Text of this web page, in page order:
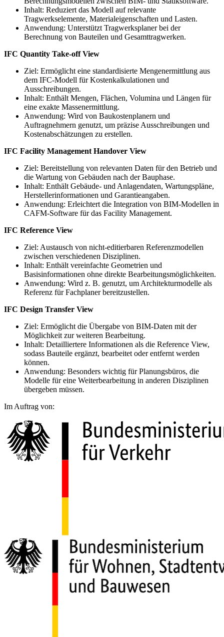
Inhalt: Reduziert das Modell auf relevante
Tragwerkselemente, Materialeigenschaften und Lasten.
Anwendung: Unterstützt Tragwerksplaner bei der
Berechnung von Bauteilen und Gesamttragwerken.
IFC Quantity Take-off View
Ziel: Ermöglicht eine standardisierte Mengenermittlung aus
dem IFC-Modell für Kostenkalkulationen und
Ausschreibungen.
Inhalt: Enthält Mengen, Flächen, Volumina und Längen für
eine exakte Massenermittlung.
Anwendung: Wird von Baukostenplanern und
Auftragnehmern genutzt, um präzise Ausschreibungen und
Kostenabschätzungen zu erstellen.
IFC Facility Management Handover View
Ziel: Bereitstellung von relevanten Daten für den Betrieb und
die Wartung von Gebäuden nach der Bauphase.
Inhalt: Enthält Gebäude- und Anlagendaten, Wartungspläne,
Herstellerinformationen und Garantieangaben.
Anwendung: Erleichtert die Integration von BIM-Modellen in
CAFM-Software für das Facility Management.
IFC Reference View
Ziel: Austausch von nicht-editierbaren Referenzmodellen
zwischen verschiedenen Disziplinen.
Inhalt: Enthält vereinfachte Geometrien und
Basisinformationen ohne direkte Bearbeitungsmöglichkeiten.
Anwendung: Wird z. B. genutzt, um Architekturmodelle als
Referenz für Fachplaner bereitzustellen.
IFC Design Transfer View
Ziel: Ermöglicht die Übergabe von BIM-Daten mit der
Möglichkeit zur weiteren Bearbeitung.
Inhalt: Detailliertere Informationen als die Reference View,
sodass Bauteile ergänzt, bearbeitet oder entfernt werden
können.
Anwendung: Besonders wichtig für Planungsbüros, die
Modelle für eine Weiterbearbeitung in anderen Disziplinen
übergeben müssen.
Im Auftrag von: